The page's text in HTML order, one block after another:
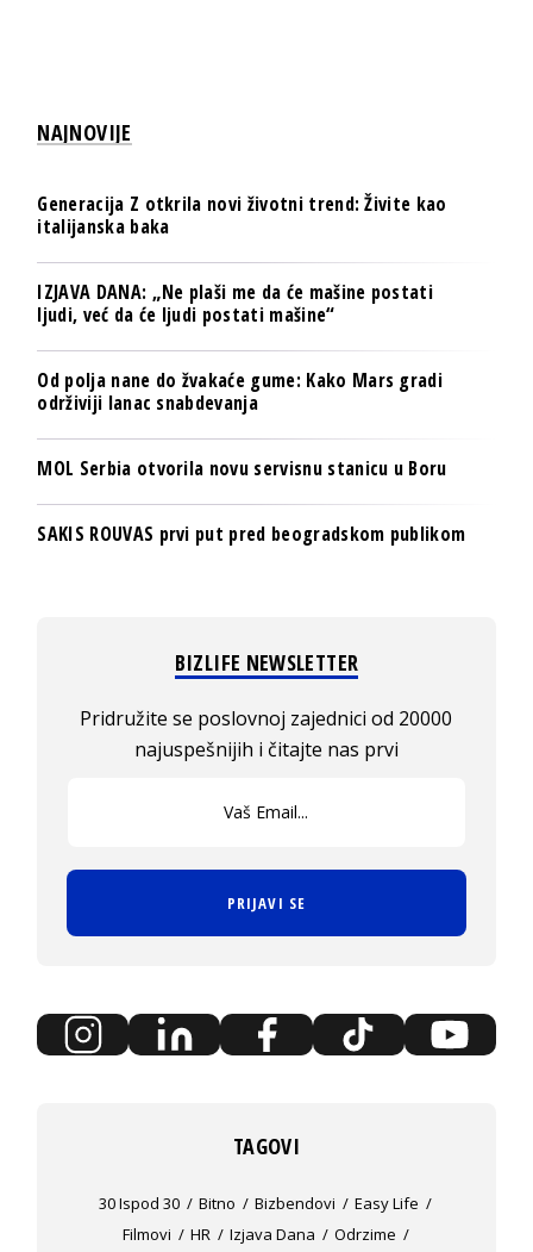
NAJNOVIJE
Generacija Z otkrila novi životni trend: Živite kao
italijanska baka
IZJAVA DANA: „Ne plaši me da će mašine postati
ljudi, već da će ljudi postati mašine“
Od polja nane do žvakaće gume: Kako Mars gradi
održiviji lanac snabdevanja
MOL Serbia otvorila novu servisnu stanicu u Boru
SAKIS ROUVAS prvi put pred beogradskom publikom
BIZLIFE NEWSLETTER
Pridružite se poslovnoj zajednici od 20000
najuspešnijih i čitajte nas prvi
PRIJAVI SE
TAGOVI
30 Ispod 30 Bitno Bizbendovi
Easy Life
Filmovi
HR Izjava Dana
Odrzime